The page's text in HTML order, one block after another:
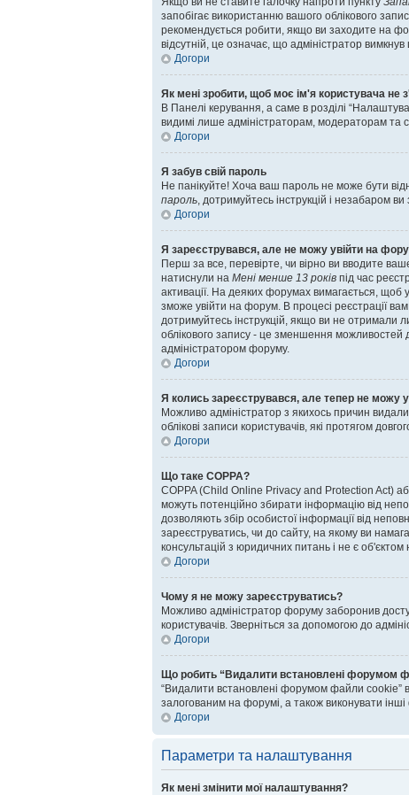
запобігає використанню вашого облікового
рекомендується робити, якщо ви заходите на
відсутній, це означає, що адміністратор
Догори
Як мені зробити, щоб моє ім'я користувача не
В Панелі керування, а саме в розділі
видимі лише адміністраторам, модераторам та
Догори
Я забув свій пароль
Не панікуйте! Хоча ваш пароль не може бути
пароль, дотримуйтесь інструкцій і незабаром
Догори
Я зареєструвався, але не можу увійти на
Перш за все, перевірте, чи вірно ви вводите
натиснули на Мені менше 13 років під час
активації. На деяких форумах вимагається, щоб
зможе увійти на форум. В процесі реєстрації
дотримуйтесь інструкцій, якщо ви не отримали
облікового запису - це зменшення
адміністратором форуму.
Догори
Я колись зареєструвався, але тепер не можу
Можливо адміністратор з якихось причин
облікові записи користувачів, які протягом
Догори
Що таке COPPA?
COPPA (Child Online Privacy and Protection Act)
можуть потенційно збирати інформацію від
дозволяють збір особистої інформації від
зареєструватись, чи до сайту, на якому ви
консультацій з юридичних питань і не є
Догори
Чому я не можу зареєструватись?
Можливо адміністратор форуму заборонив
користувачів. Зверніться за допомогою до
Догори
Що робить “Видалити встановлені форумом
“Видалити встановлені форумом файли cookie”
залогованим на форумі, а також виконувати інші
Догори
Параметри та налаштування
Як мені змінити мої налаштування?